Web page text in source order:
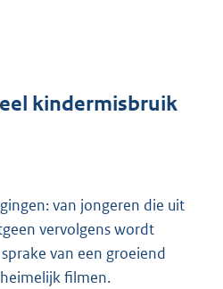
kindermisbruik
van jongeren die uit
vervolgens wordt
van een groeiend
filmen.